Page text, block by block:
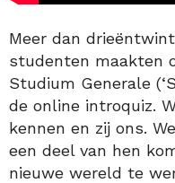
Meer dan
studenten maakten
Studium Generale
de online introquiz.
kennen en zij ons.
een deel van hen
nieuwe wereld te